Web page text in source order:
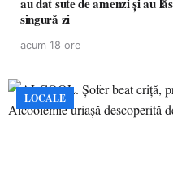
singură zi
acum 18 ore
LOCALE